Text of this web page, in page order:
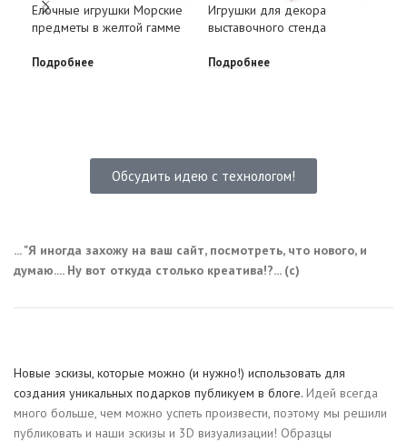
Елочные игрушки Морские
предметы в желтой гамме
Подробнее
Игрушки для декора
выставочного стенда
Подробнее
Обсудить идею с технологом!
... "Я иногда захожу на ваш сайт, посмотреть, что нового, и
думаю.... Ну вот откуда столько креатива!?... (с)
Новые эскизы, которые можно (и нужно!) использовать для
создания уникальных подарков публикуем в блоге. Идей всегда
много больше, чем можно успеть произвести, поэтому мы решили
публиковать и наши эскизы и 3D визуализации! Образцы